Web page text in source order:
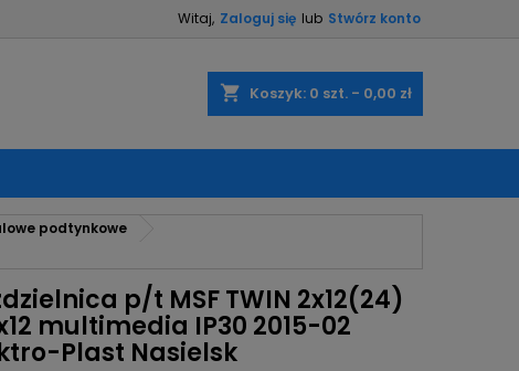
Witaj, Zaloguj się lub Stwórz konto
shopping_cart Koszyk: 0 szt. - 0,00 zł
podtynkowe
p/t MSF TWIN 2x12(24)
multimedia IP30 2015-02
Plast Nasielsk